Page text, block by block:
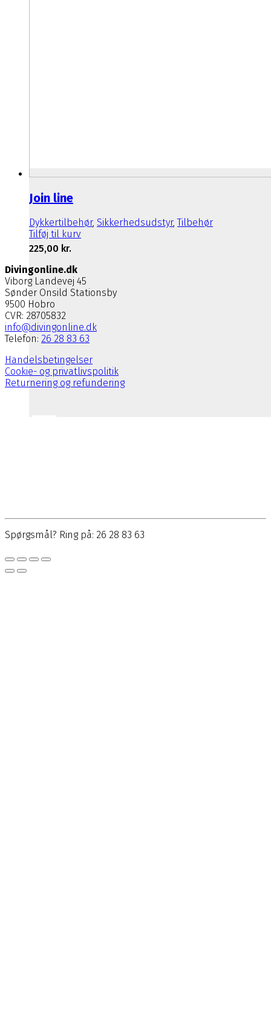
Join line
Dykkertilbehør, Sikkerhedsudstyr,Tilbehør
Tilføj til kurv
225,00 kr.
Divingonline.dk
Viborg Landevej 45
Sønder Onsild Stationsby
9500 Hobro
CVR: 28705832
info@divingonline.dk
Telefon: 26 28 83 63
Handelsbetingelser
Cookie- og privatlivspolitik
Returnering og refundering
Spørgsmål? Ring på: 26 28 83 63